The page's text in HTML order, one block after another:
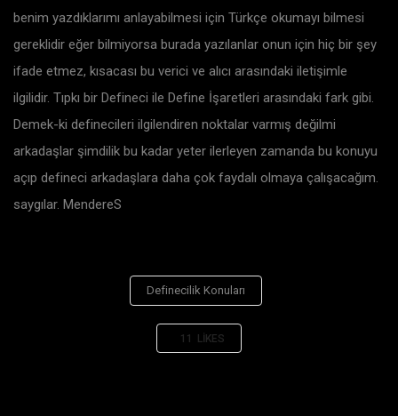
benim yazdıklarımı anlayabilmesi için Türkçe okumayı bilmesi
gereklidir eğer bilmiyorsa burada yazılanlar onun için hiç bir şey
ifade etmez, kısacası bu verici ve alıcı arasındaki iletişimle
ilgilidir. Tıpkı bir Defineci ile Define İşaretleri arasındaki fark gibi.
Demek-ki definecileri ilgilendiren noktalar varmış değilmi
arkadaşlar şimdilik bu kadar yeter ilerleyen zamanda bu konuyu
açıp defineci arkadaşlara daha çok faydalı olmaya çalışacağım.
saygılar. MendereS
Definecilik Konuları
11 LIKES